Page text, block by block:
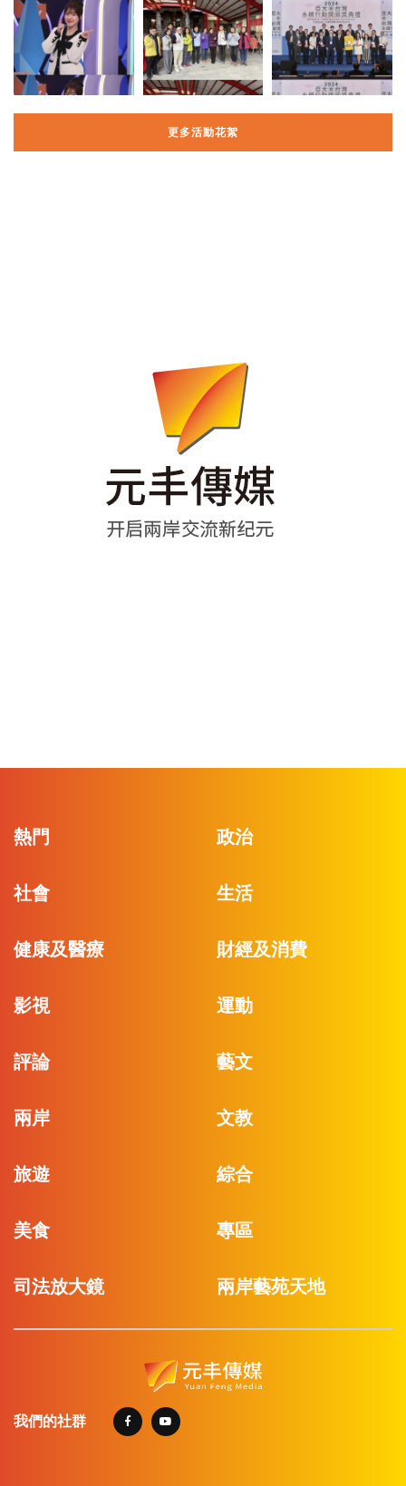
更多活動花絮
熱門 政治
社會 生活
健康及醫療 財經及消費
影視 運動
評論 藝文
兩岸 文教
旅遊 綜合
美食 專區
司法放大鏡 兩岸藝苑天地
我們的社群